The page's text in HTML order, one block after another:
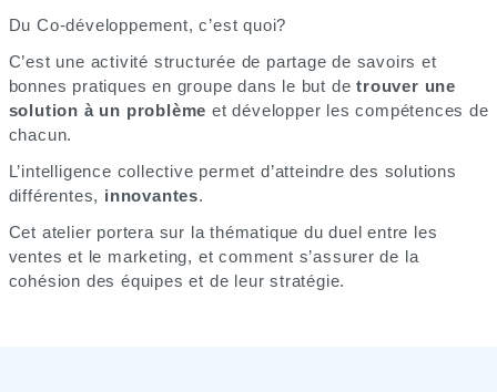
Du Co-développement, c’est quoi?
C’est une activité structurée de partage de savoirs et
bonnes pratiques en groupe dans le but detrouver une
solution à un problème et développer les compétences de
chacun.
L’intelligence collective permet d’atteindre des solutions
différentes, innovantes.
Cet atelier portera sur la thématique du duel entre les
ventes et le marketing, et comment s’assurer de la
cohésion des équipes et de leur stratégie.